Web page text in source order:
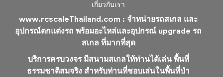
เกี่ยวกับเรา
www.rcscaleThailand.com : จำหน่ายรถสเกล และ
อุปกรณ์ตกแต่งรถ พร้อมอะไหล่และอุปกรณ์ upgrade รถ
สเกล ที่มากที่สุด
บริการครบวงจร มีสนามสเกลให้ท่านได้เล่น พื้นที่
ธรรมชาติสมจริง สำหรับท่านที่ชอบเล่นในพื้นที่ป่า